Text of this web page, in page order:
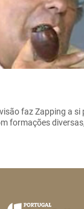
faz Zapping a
formações